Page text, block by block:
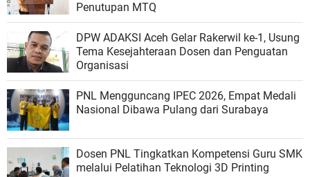
Penutupan MTQ
DPW ADAKSI Aceh Gelar Rakerwil ke-1, Usung
Tema Kesejahteraan Dosen dan Penguatan
Organisasi
PNL Mengguncang IPEC 2026, Empat Medali
Nasional Dibawa Pulang dari Surabaya
Dosen PNL Tingkatkan Kompetensi Guru SMK
melalui Pelatihan Teknologi 3D Printing